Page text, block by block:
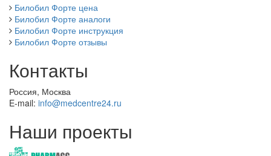
Билобил Форте цена
Билобил Форте аналоги
Билобил Форте инструкция
Билобил Форте отзывы
Контакты
Россия, Москва
E-mail: info@medcentre24.ru
Наши проекты